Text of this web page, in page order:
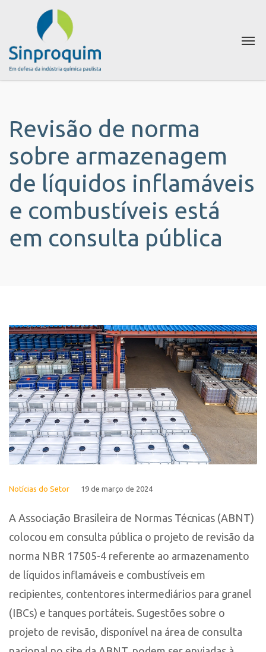
Revisão de norma
sobre armazenagem
de líquidos inflamáveis
e combustíveis está
em consulta pública
Notícias do Setor 19 de março de 2024
A Associação Brasileira de Normas Técnicas (ABNT)
colocou em consulta pública o projeto de revisão da
norma NBR 17505-4 referente ao armazenamento
de líquidos inflamáveis e combustíveis em
recipientes, contentores intermediários para granel
(IBCs) e tanques portáteis. Sugestões sobre o
projeto de revisão, disponível na área de consulta